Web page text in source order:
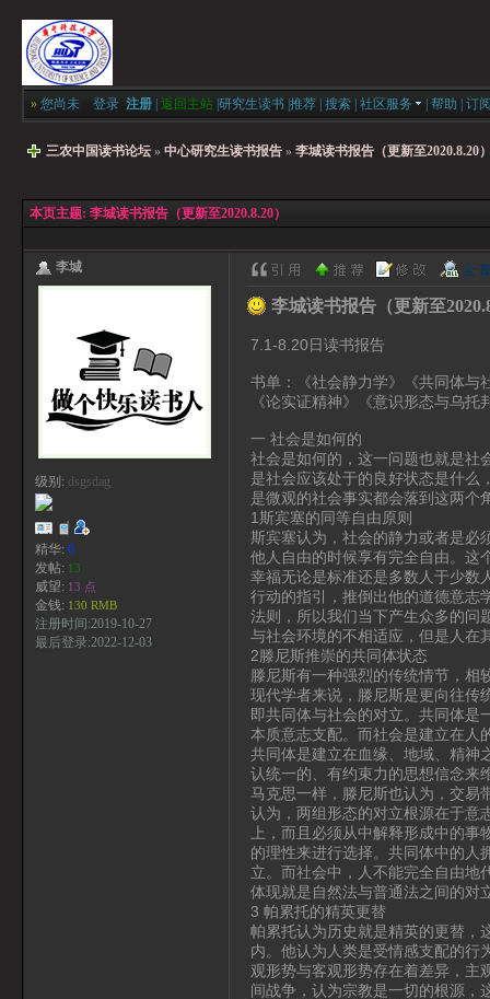
» 您尚未 登录 注册 返回主站 研究生读书 推荐 搜索 社区服务 帮助 订
三农中国读书论坛 » 中心研究生读书报告 » 李城读书报告（更新至2020.8.20
本页主题: 李城读书报告（更新至2020.8.20）
李城
级别: dsgsdag
精华: 0
发帖: 13
威望: 13 点
金钱: 130 RMB
注册时间:2019-10-27
最后登录:2022-12-03
李城读书报告（更新至
7.1-8.20日读书报告
书单：《社会静力学》《共同体与
《论实证精神》《意识形态与乌
一 社会是如何的
社会是如何的，这一问题也就是社
是社会应该处于的良好状态是什么
是微观的社会事实都会落到这两个
1斯宾塞的同等自由原则
斯宾塞认为，社会的静力或者是
他人自由的时候享有完全自由。这
幸福无论是标准还是多数人于少数
行动的指引，推倒出他的道德意志
法则，所以我们当下产生众多的问
与社会环境的不相适应，但是人在
2滕尼斯推崇的共同体状态
滕尼斯有一种强烈的传统情节，相
现代学者来说，滕尼斯是更向往传
即共同体与社会的对立。共同体是
本质意志支配。而社会是建立在人
共同体是建立在血缘、地域、精神
认统一的、有约束力的思想信念来
马克思一样，滕尼斯也认为，交易
认为，两组形态的对立根源在于意
上，而且必须从中解释形成中的
的理性来进行选择。共同体中的人
立。而社会中，人不能完全自由地
体现就是自然法与普通法之间的对
3 帕累托的精英更替
帕累托认为历史就是精英的更替，
内。他认为人类是受情感支配的行
观形势与客观形势存在着差异，主
间战争，认为宗教是一切的根源，